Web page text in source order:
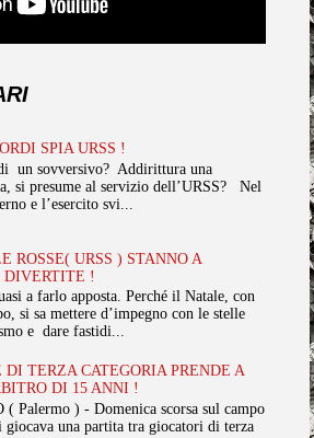
SPIA URSS !
un sovversivo? Addirittura una
si presume al servizio dell’URSS? Nel
e l’esercito svi...
ROSSE( URSS ) STANNO A
DIVERTITE !
a farlo apposta. Perché il Natale, con
si sa mettere d’impegno con le stelle
e dare fastidi...
DI TERZA CATEGORIA PRENDE A
DI 15 ANNI !
( Palermo ) - Domenica scorsa sul campo
giocava una partita tra giocatori di terza